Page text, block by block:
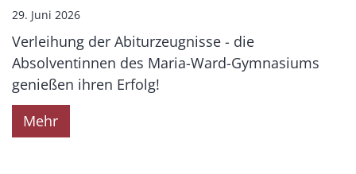
29. Juni 2026
Verleihung der Abiturzeugnisse - die
Absolventinnen des Maria-Ward-Gymnasiums
genießen ihren Erfolg!
Mehr